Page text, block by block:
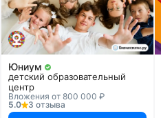
Юниум
детский образовательный
центр
Вложения от 800 000 ₽
5.0
3 отзыва